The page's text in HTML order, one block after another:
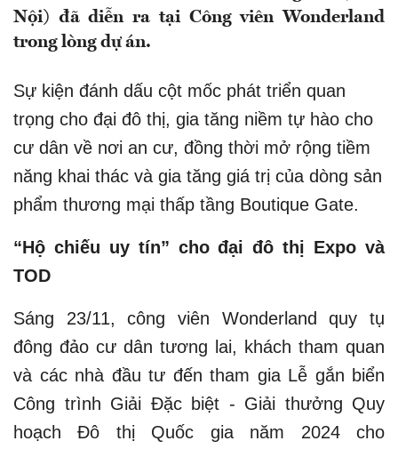
Nội) đã diễn ra tại Công viên Wonderland
trong lòng dự án.
Sự kiện đánh dấu cột mốc phát triển quan
trọng cho đại đô thị, gia tăng niềm tự hào cho
cư dân về nơi an cư, đồng thời mở rộng tiềm
năng khai thác và gia tăng giá trị của dòng sản
phẩm thương mại thấp tầng Boutique Gate.
“Hộ chiếu uy tín” cho đại đô thị Expo và
TOD
Sáng 23/11, công viên Wonderland quy tụ
đông đảo cư dân tương lai, khách tham quan
và các nhà đầu tư đến tham gia Lễ gắn biển
Công trình Giải Đặc biệt - Giải thưởng Quy
hoạch Đô thị Quốc gia năm 2024 cho